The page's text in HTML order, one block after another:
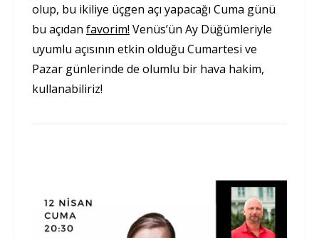
olup, bu ikiliye üçgen açı yapacağı Cuma günü
bu açıdan favorim! Venüs’ün Ay Düğümleriyle
uyumlu açısının etkin olduğu Cumartesi ve
Pazar günlerinde de olumlu bir hava hakim,
kullanabiliriz!